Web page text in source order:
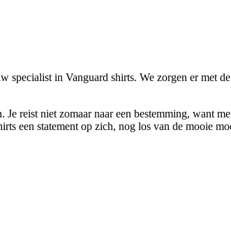
in Vanguard shirts. We zorgen er met
reist niet zomaar naar een bestemming, want
een statement op zich, nog los van de mooie